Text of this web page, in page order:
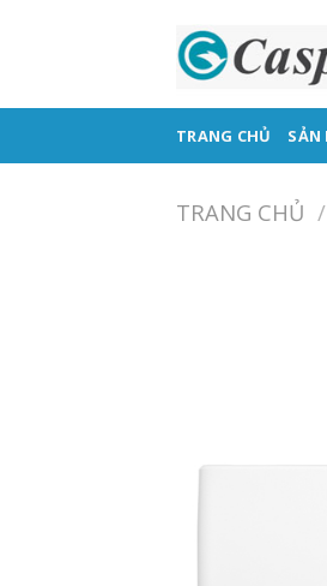
TRANG CHỦ SẢN
TRANG CHỦ /